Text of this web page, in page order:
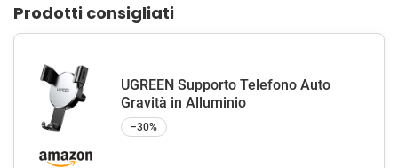
Prodotti consigliati
UGREEN Supporto Telefono Auto
Gravità in Alluminio
−30%